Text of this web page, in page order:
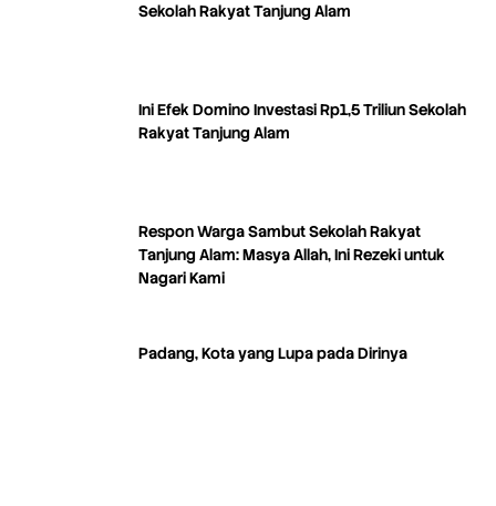
Sekolah Rakyat Tanjung Alam
Ini Efek Domino Investasi Rp1,5 Triliun Sekolah
Rakyat Tanjung Alam
Respon Warga Sambut Sekolah Rakyat
Tanjung Alam: Masya Allah, Ini Rezeki untuk
Nagari Kami
Padang, Kota yang Lupa pada Dirinya